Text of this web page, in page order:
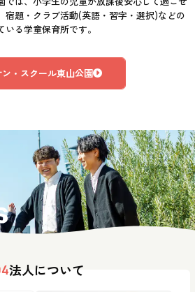
宿題・クラブ活動(英語・習字・選択)などの
る学童保育所です。
ン・スクール東山公園
法人について